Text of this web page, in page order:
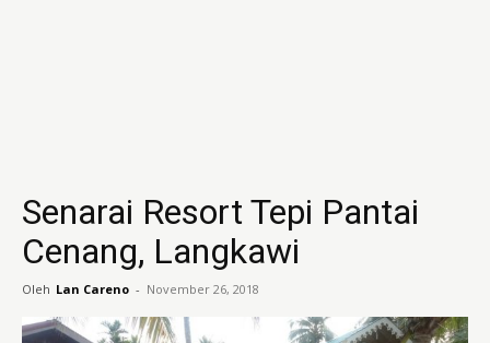
Senarai Resort Tepi Pantai
Cenang, Langkawi
Oleh Lan Careno - November 26, 2018